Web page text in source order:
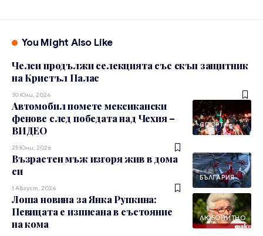
You Might Also Like
Челси продължи селекцията със скъп защитник
на Кристъл Палас
30 Юли, 2026
СПОРТ
Автомобил помете мексикански
фенове след победата над Чехия –
ВИДЕО
25 Юни, 2026
БЪЛГАРИЯ
Възрастен мъж изгоря жив в дома
си
1 Август, 2026
ЛЮБОПИТНО
Лоша новина за Янка Рупкина:
Певицата е изписана в състояние
на кома